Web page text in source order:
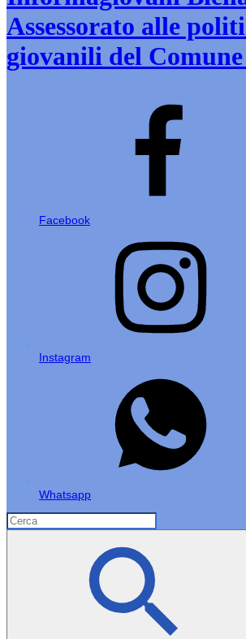
Assessorato alle
giovanili del
Facebook
Instagram
Whatsapp